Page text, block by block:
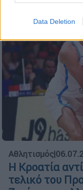
Data Deletion
Αθλητισμός|
Η Κροατία
τελικό του